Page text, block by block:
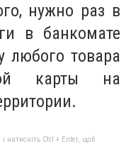
нужно раз в
в банкомате
любого товара
карты на
натисніть Ctrl + Enter, щоб